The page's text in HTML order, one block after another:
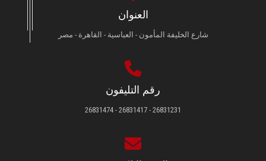
العنوان
شارع الخليفة المأمون - العباسية - القاهرة - مصر
رقم التليفون
26831231 - 26831417 - 26831474